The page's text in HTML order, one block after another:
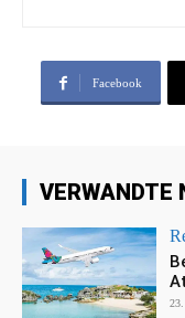
Facebook
VERWANDTE